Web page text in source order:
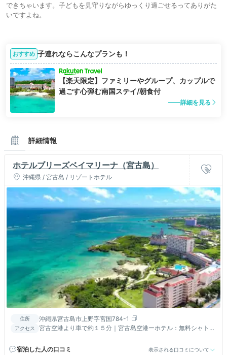
できちゃいます。子どもを見守りながらゆっくり過ごせるってありがた
いですよね。
おすすめ 子連れならこんなプランも！
【楽天限定】ファミリーやグループ、カップルで
過ごす心弾む南国ステイ/朝食付
詳細を見る
詳細情報
ホテルブリーズベイマリーナ（宮古島）
沖縄県 / 宮古島 / リゾートホテル
住所 沖縄県宮古島市上野字宮国784-1
アクセス
宮古空港より車で約１５分｜宮古島空港ーホテル：無料シャトル
より
宿泊した人の口コミ 表示される口コミについて